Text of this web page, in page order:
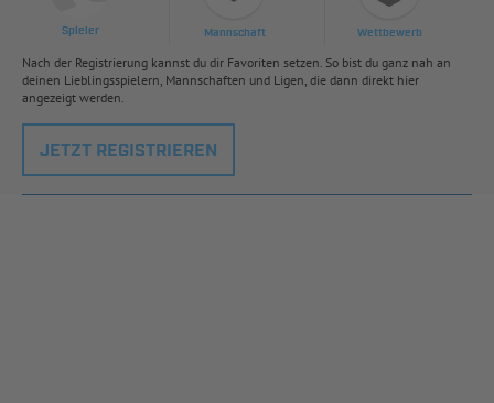
Spieler Mannschaft Wettbewerb
Nach der Registrierung kannst du dir Favoriten setzen. So bist du ganz nah an
deinen Lieblingsspielern, Mannschaften und Ligen, die dann direkt hier
angezeigt werden.
JETZT REGISTRIEREN